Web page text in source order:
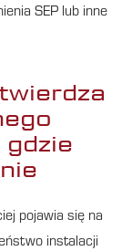
SEP lub inne
pojawia się na
instalacji